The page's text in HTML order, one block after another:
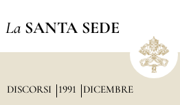
La SANTA SEDE
DISCORSI 1991 DICEMBRE